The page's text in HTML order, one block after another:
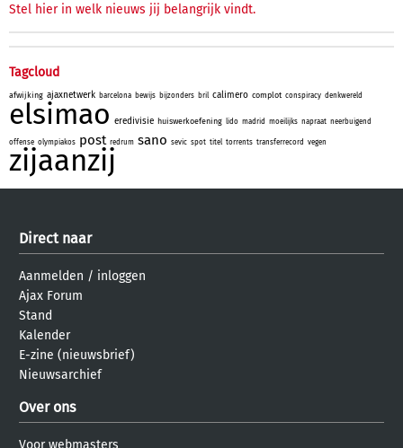
Stel hier in welk nieuws jij belangrijk vindt.
Tagcloud
afwijking ajaxnetwerk barcelona bewijs bijzonders bril calimero complot conspiracy denkwereld
elsimao eredivisie huiswerkoefening lido madrid moeilijks napraat neerbuigend
offense olympiakos post redrum sano sevic spot titel torrents transferrecord vegen
zijaanzij
Direct naar
Aanmelden / inloggen
Ajax Forum
Stand
Kalender
E-zine (nieuwsbrief)
Nieuwsarchief
Over ons
Voor webmasters